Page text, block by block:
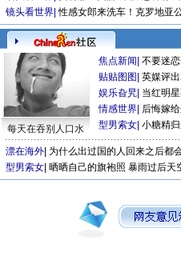
镜头看世界 性感女郎来洗车！克罗地亚
每天在吞别人口水
焦点新闻 不要迷
贴贴图图 英媒评
娱乐旮旯 当红明
情感世界 后悔嫁
型男索女 小糖精
漂在海外 为什么出过国的人回来之后都
型男索女 晒晒自己的旗袍照 暴雨过后天